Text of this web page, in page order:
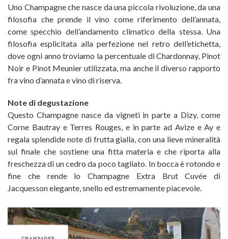
Uno Champagne che nasce da una piccola rivoluzione, da una
filosofia che prende il vino come riferimento dell’annata,
come specchio dell’andamento climatico della stessa. Una
filosofia esplicitata alla perfezione nel retro dell’etichetta,
dove ogni anno troviamo la percentuale di Chardonnay, Pinot
Noir e Pinot Meunier utilizzata, ma anche il diverso rapporto
fra vino d’annata e vino di riserva.
Note di degustazione
Questo Champagne nasce da vigneti in parte a Dizy, come
Corne Bautray e Terres Rouges, e in parte ad Avize e Ay e
regala splendide note di frutta gialla, con una lieve mineralità
sul finale che sostiene una fitta materia e che riporta alla
freschezza di un cedro da poco tagliato. In bocca è rotondo e
fine che rende lo Champagne Extra Brut Cuvée di
Jacquesson elegante, snello ed estremamente piacevole.